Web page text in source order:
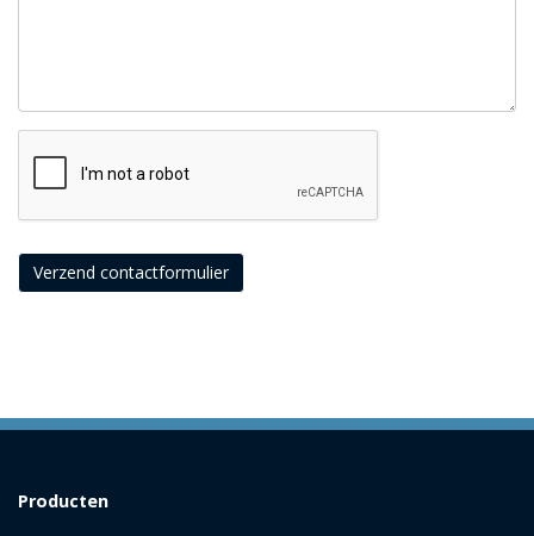
Verzend contactformulier
Producten